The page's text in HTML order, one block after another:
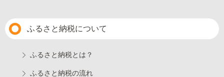
ふるさと納税について
ふるさと納税とは？
ふるさと納税の流れ